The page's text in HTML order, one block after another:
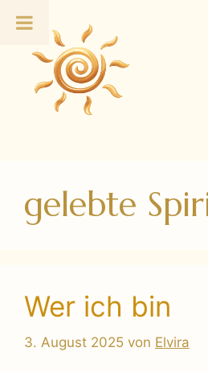
Inhalt
springen
gelebte
Wer ich bin
3. August 2025 von Elvira